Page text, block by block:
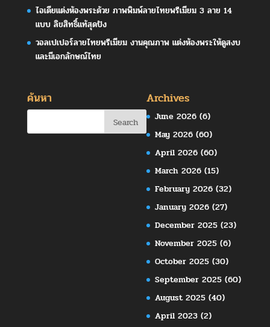
ไอเดียแต่งห้องพระด้วย ภาพพิมพ์ลายไทยพรีเมียม 3 ลาย 14
แบบ ลิขสิทธิ์แท้สุดปัง
วอลเปเปอร์ลายไทยพรีเมียม งานคุณภาพ แต่งห้องพระให้ดูสงบ
และมีเอกลักษณ์ไทย
ค้นหา Archives
June 2026 (6)
May 2026 (60)
April 2026 (60)
March 2026 (15)
February 2026 (32)
January 2026 (27)
December 2025 (23)
November 2025 (6)
October 2025 (30)
September 2025 (60)
August 2025 (40)
April 2023 (2)